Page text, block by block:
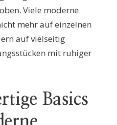
Viele moderne
mehr auf einzelnen
auf vielseitig
mit ruhiger
Basics